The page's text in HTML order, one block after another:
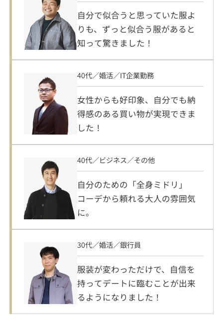
自分で似合うと思っていた服よ
りも、ずっと似合う服があると
知って驚きました！
40代／婚活／IT企業勤務
女性からも好印象、自分でも納
得感のある買い物が実現できま
した！
40代／ビジネス／その他
自分のための「全身ミドリ」
コーデから頼れる大人の雰囲気
に。
30代／婚活／銀行員
服装が変わっただけで、自信を
持ってデートに臨むことが出来
るようになりました！